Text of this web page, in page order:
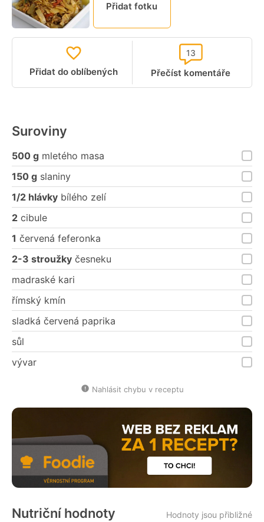
Přidat fotku
Přidat do oblíbených Přečíst komentáře
13
Suroviny
500 g mletého masa
150 g slaniny
1/2 hlávky bílého zelí
2 cibule
1 červená feferonka
2-3 stroužky česneku
madraské kari
římský kmín
sladká červená paprika
sůl
vývar
Nahlásit chybu v receptu
Nutriční hodnoty Hodnoty jsou přibližné